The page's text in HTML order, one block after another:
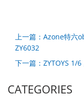
上一篇：Azone特六
ZY6032
下一篇：ZYTOYS 1/
CATEGORIES